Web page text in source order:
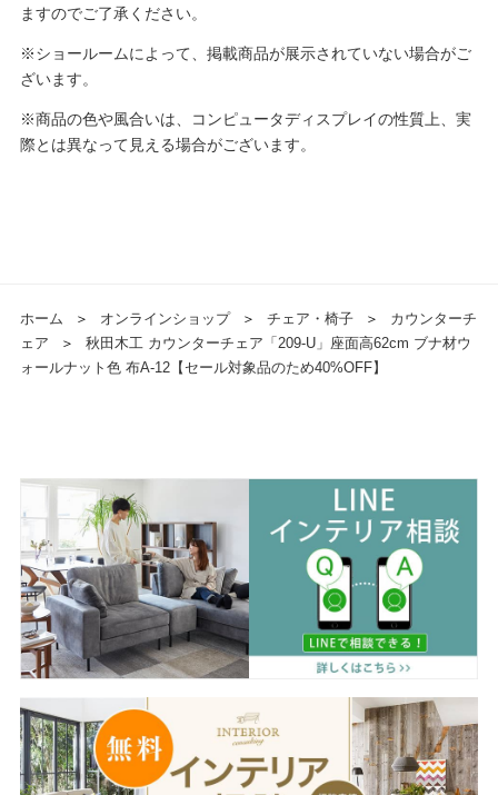
ますのでご了承ください。
※ショールームによって、掲載商品が展示されていない場合がご
ざいます。
※商品の色や風合いは、コンピュータディスプレイの性質上、実
際とは異なって見える場合がございます。
ホーム ＞ オンラインショップ ＞ チェア・椅子 ＞
カウンターチ
ェア
＞
秋田木工 カウンターチェア「209-U」座面高62cm ブナ材ウ
ォールナット色 布A-12【セール対象品のため40%OFF】